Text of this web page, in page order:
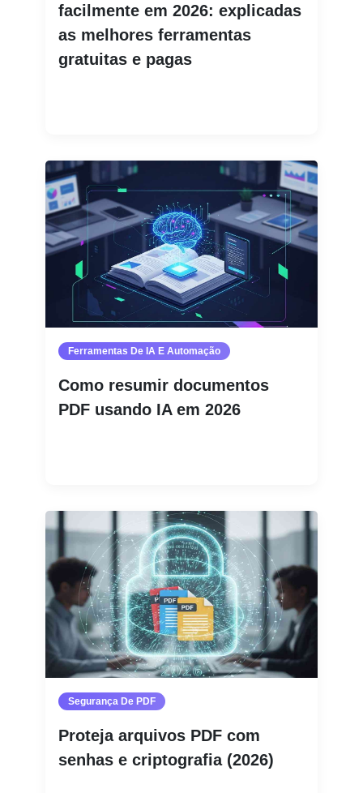
facilmente em 2026: explicadas
as melhores ferramentas
gratuitas e pagas
Ferramentas De IA E Automação
Como resumir documentos
PDF usando IA em 2026
Segurança De PDF
Proteja arquivos PDF com
senhas e criptografia (2026)